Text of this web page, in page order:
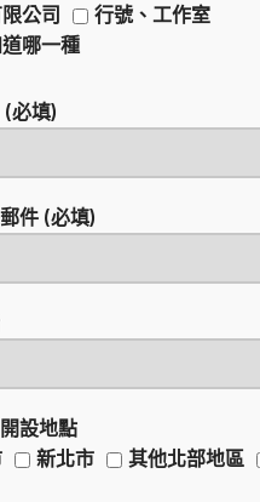
公司
行號、工作室
哪一種
必填)
件 (必填)
設地點
新北市 其他北部地區